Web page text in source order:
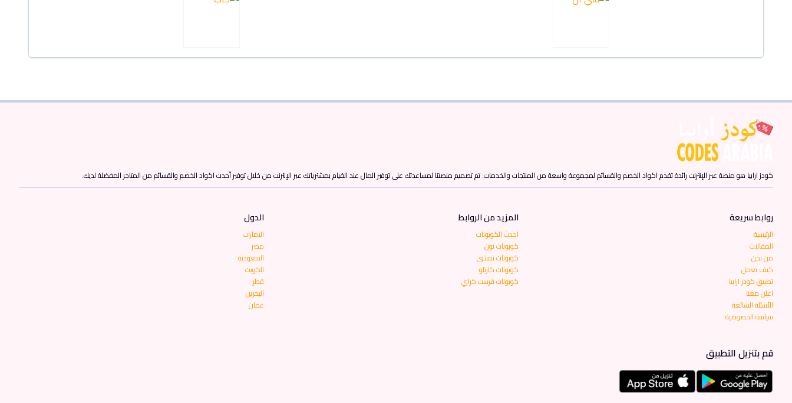
كودز ارابيا هو منصة عبر الإنترنت رائدة تقدم اكواد الخصم والقسائم لمجموعة واسعة من المنتجات والخدمات. تم تصميم منصتنا لمساعدتك على توفير المال عند القيام بمشترياتك عبر الإنترنت من خلال توفير أحدث اكواد الخصم والقسائم من المتاجر المفضلة لديك.
روابط سريعة
الرئيسية
المقالات
من نحن
كيف تعمل
تطبيق كودز ارابيا
اعلن معنا
الأسئلة الشائعة
سياسة الخصوصية
المزيد من الروابط
احدث الكوبونات
كوبونات نون
كوبونات نمشي
كوبونات كارتلو
كوبونات فرست كراي
الدول
الامارات
مصر
السعودية
الكويت
قطر
البحرين
عمان
قم بتنزيل التطبيق